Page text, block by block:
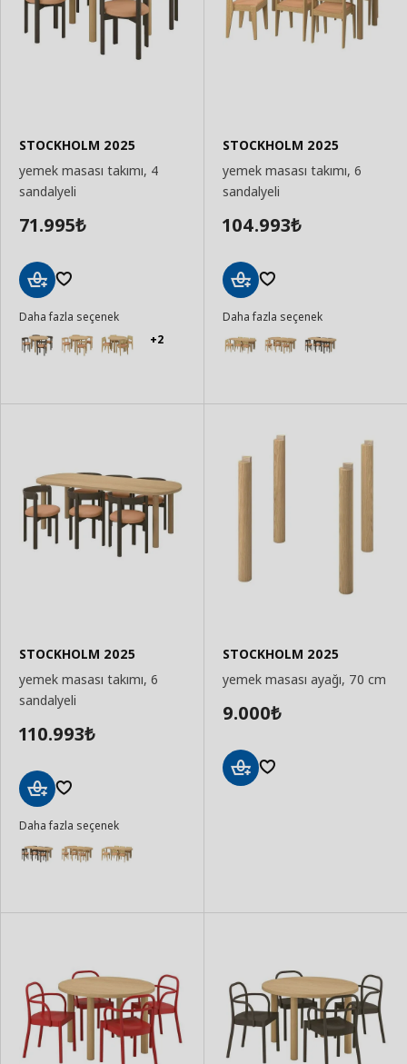
STOCKHOLM 2025
yemek masası takımı, 4
sandalyeli
71.995₺
Ekle
Daha fazla seçenek
+2
STOCKHOLM 2025
yemek masası takımı, 6
sandalyeli
104.993₺
Ekle
Daha fazla seçenek
STOCKHOLM 2025
yemek masası takımı, 6
sandalyeli
110.993₺
Ekle
Daha fazla seçenek
STOCKHOLM 2025
yemek masası ayağı, 70 cm
9.000₺